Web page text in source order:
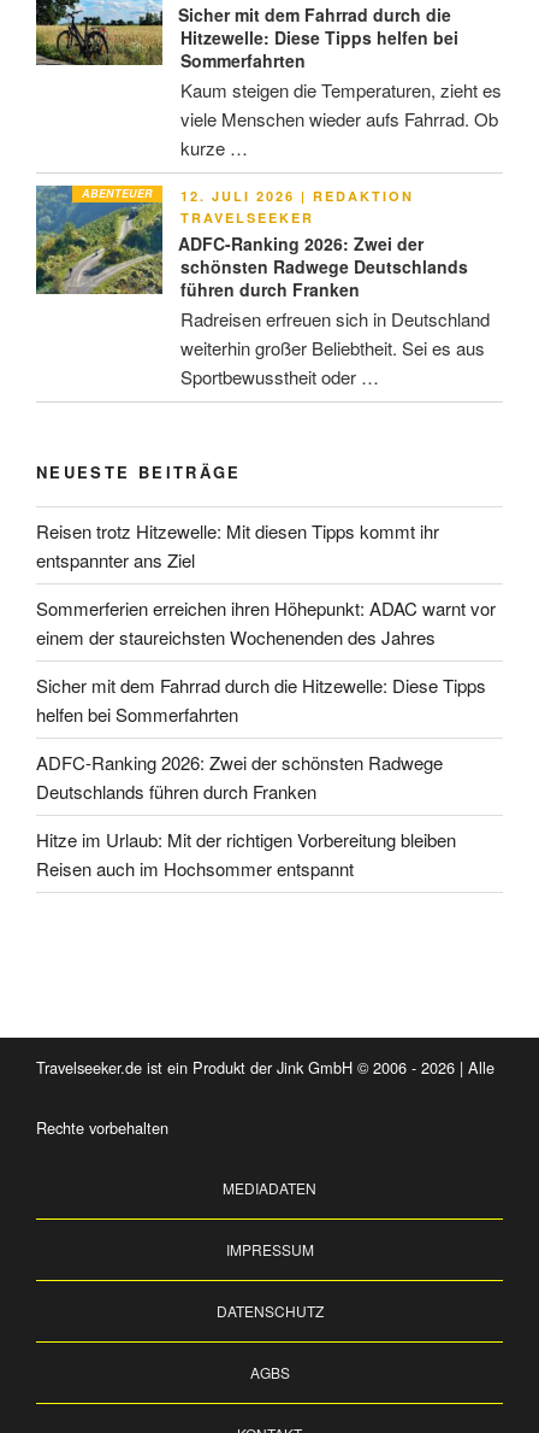
Sicher mit dem Fahrrad durch die
Hitzewelle: Diese Tipps helfen bei
Sommerfahrten
Kaum steigen die Temperaturen, zieht es
viele Menschen wieder aufs Fahrrad. Ob
kurze …
ABENTEUER
VERÖFFENTLICHT
AM
12. JULI 2026 | REDAKTION
TRAVELSEEKER
ADFC-Ranking 2026: Zwei der
schönsten Radwege Deutschlands
führen durch Franken
Radreisen erfreuen sich in Deutschland
weiterhin großer Beliebtheit. Sei es aus
Sportbewusstheit oder …
NEUESTE BEITRÄGE
Reisen trotz Hitzewelle: Mit diesen Tipps kommt ihr
entspannter ans Ziel
Sommerferien erreichen ihren Höhepunkt: ADAC warnt vor
einem der staureichsten Wochenenden des Jahres
Sicher mit dem Fahrrad durch die Hitzewelle: Diese Tipps
helfen bei Sommerfahrten
ADFC-Ranking 2026: Zwei der schönsten Radwege
Deutschlands führen durch Franken
Hitze im Urlaub: Mit der richtigen Vorbereitung bleiben
Reisen auch im Hochsommer entspannt
Travelseeker.de ist ein Produkt der Jink GmbH © 2006 - 2026 | Alle
Rechte vorbehalten
MEDIADATEN
IMPRESSUM
DATENSCHUTZ
AGBS